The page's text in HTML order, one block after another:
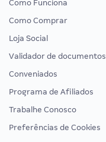
Como Funciona
Como Comprar
Loja Social
Validador de documentos
Conveniados
Programa de Afiliados
Trabalhe Conosco
Preferências de Cookies